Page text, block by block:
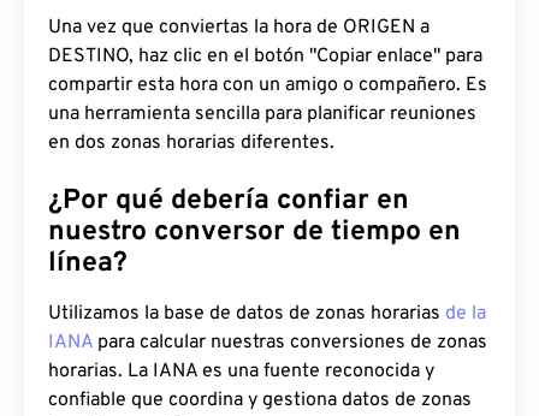
Una vez que conviertas la hora de ORIGEN a
DESTINO, haz clic en el botón "Copiar enlace" para
compartir esta hora con un amigo o compañero. Es
una herramienta sencilla para planificar reuniones
en dos zonas horarias diferentes.
¿Por qué debería confiar en
nuestro conversor de tiempo en
línea?
Utilizamos la base de datos de zonas horarias de la
IANA para calcular nuestras conversiones de zonas
horarias. La IANA es una fuente reconocida y
confiable que coordina y gestiona datos de zonas